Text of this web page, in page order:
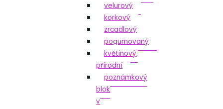
velurový
korkový
zrcadlový
pogumovaný
květinový,
přírodní
poznámkový
blok
v